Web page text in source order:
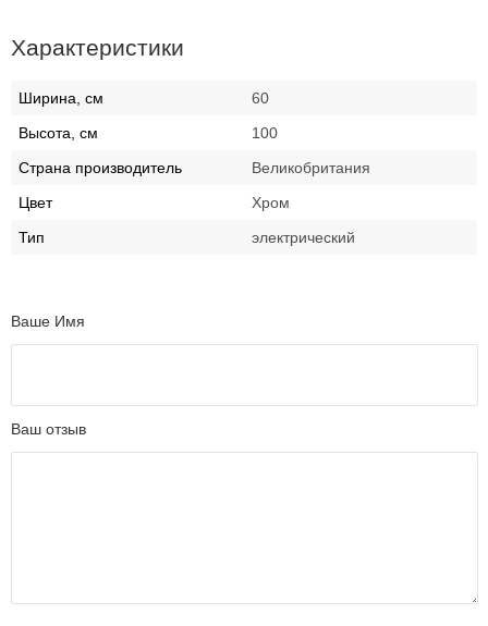
Характеристики
Ширина, см
60
Высота, см
100
Страна производитель
Великобритания
Цвет
Хром
Тип
электрический
Ваше Имя
Ваш отзыв